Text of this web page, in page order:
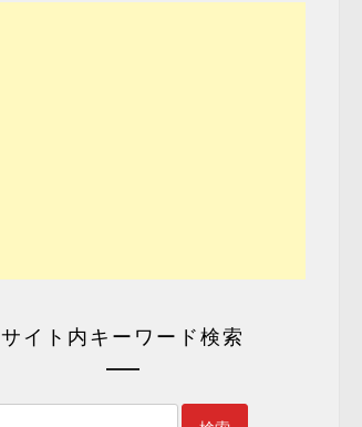
サイト内キーワード検索